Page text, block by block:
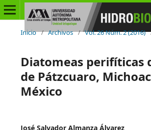
Inicio / Archivos / Vol. 26 Núm. 2 (2016)
Diatomeas perifíticas
de Pátzcuaro,
México
José Salvador Almanza Álvarez